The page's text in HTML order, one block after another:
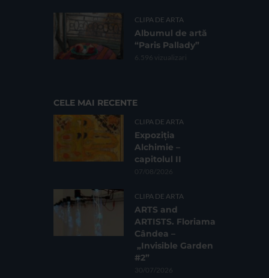
CLIPA DE ARTA
Albumul de artă
“Paris Pallady”
6.596 vizualizari
CELE MAI RECENTE
CLIPA DE ARTA
Expoziția
Alchimie –
capitolul II
07/08/2026
CLIPA DE ARTA
ARTS and
ARTISTS. Floriama
Cândea –
„Invisible Garden
#2”
30/07/2026